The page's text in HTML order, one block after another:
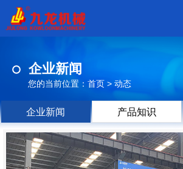
品
视
频
现
企业新闻
您的当前位置： 首页 > 动态
企业新闻 产品知识